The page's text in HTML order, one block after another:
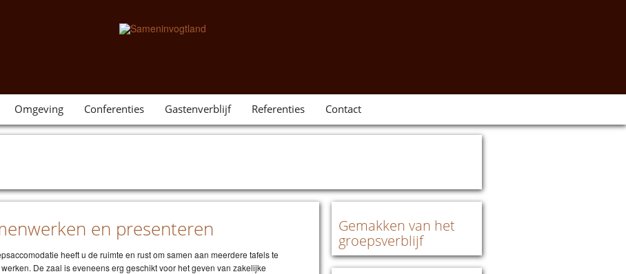
Omgeving Conferenties Gastenverblijf Referenties Contact
en presenteren
heeft u de ruimte en rust om samen aan meerdere tafels te
De zaal is eveneens erg geschikt voor het geven van zakelijke
Gemakken van het
groepsverblijf